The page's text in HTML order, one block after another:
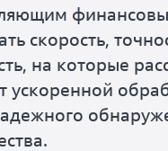
скорость,
на которые
ускоренной